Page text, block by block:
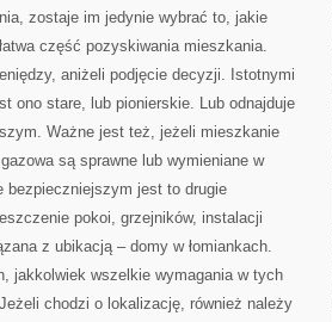
zostaje im jedynie wybrać to, jakie
część pozyskiwania mieszkania.
aniżeli podjęcie decyzji. Istotnymi
ono stare, lub pionierskie. Lub odnajduje
Ważne jest też, jeżeli mieszkanie
są sprawne lub wymieniane w
bezpieczniejszym jest to drugie
pokoi, grzejników, instalacji
z ubikacją – domy w łomiankach.
jakkolwiek wszelkie wymagania w tych
chodzi o lokalizację, również należy